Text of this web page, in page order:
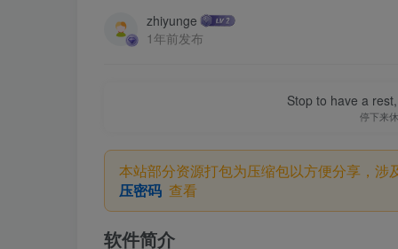
zhiyunge
1年前发布
Stop to have a
停下来
本站部分资源打包为压缩包以方便分享，
压密码 查看
软件简介